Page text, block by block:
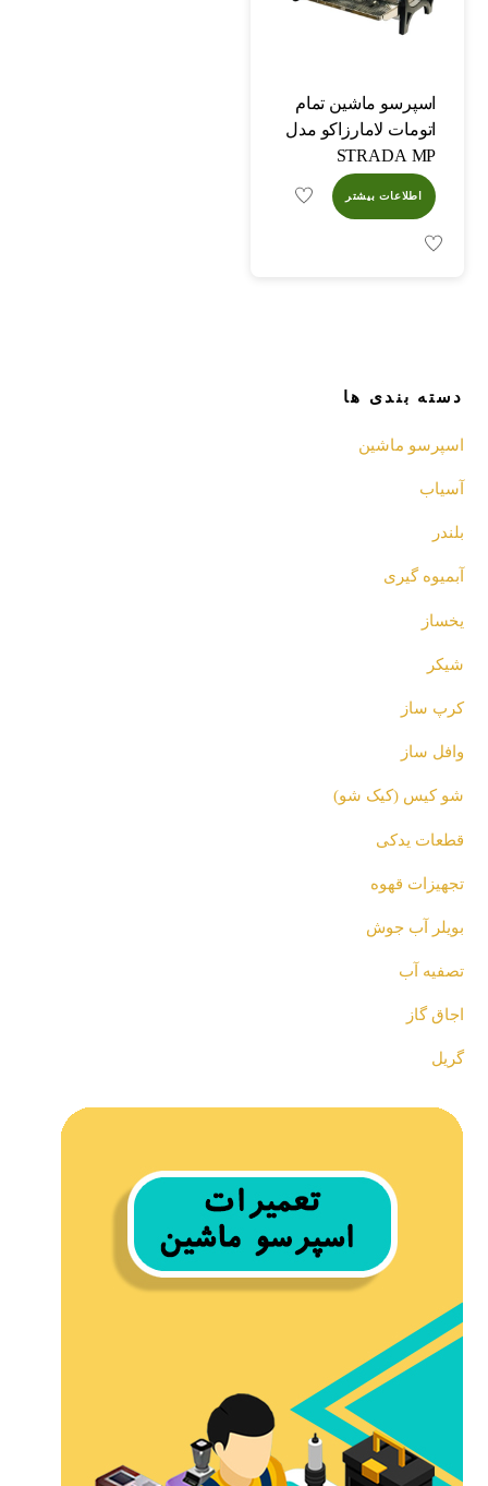
اسپرسو ماشین تمام
اتومات لامارزاکو مدل
STRADA MP
اطلاعات بیشتر
دسته بندی ها
اسپرسو‌ ماشین
آسیاب
بلندر
آبمیوه گیری
یخساز
شیکر
کرپ ساز
وافل ساز
شو کیس (کیک شو)
قطعات یدکی
تجهیزات قهوه
بویلر آب جوش
تصفیه آب
اجاق گاز
گریل